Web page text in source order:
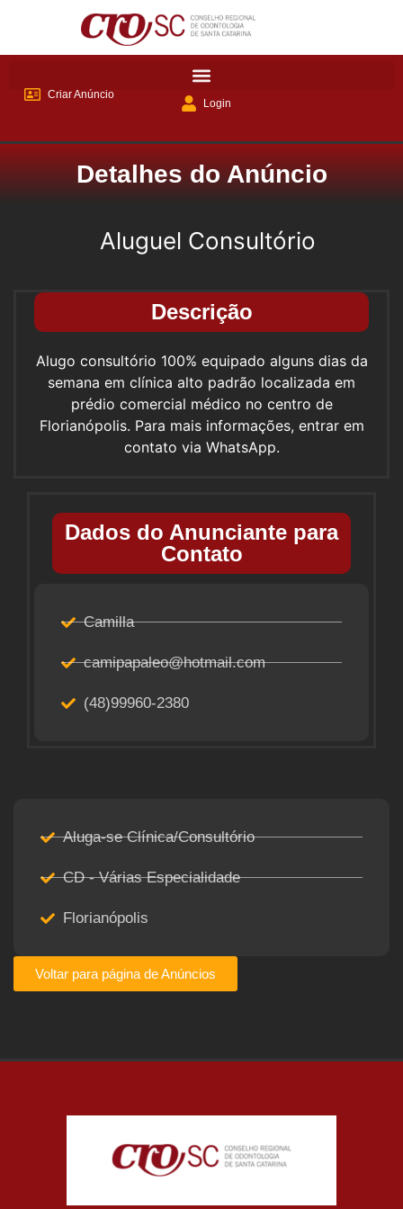
Criar Anúncio
Login
Detalhes do Anúncio
Aluguel Consultório
Descrição
Alugo consultório 100% equipado alguns dias da
semana em clínica alto padrão localizada em
prédio comercial médico no centro de
Florianópolis. Para mais informações, entrar em
contato via WhatsApp.
Dados do Anunciante para
Contato
Camilla
camipapaleo@hotmail.com
(48)99960-2380
Aluga-se Clínica/Consultório
CD - Várias Especialidade
Florianópolis
Voltar para página de Anúncios